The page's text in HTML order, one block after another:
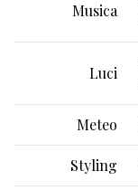
Musica
Luci
Meteo
Styling